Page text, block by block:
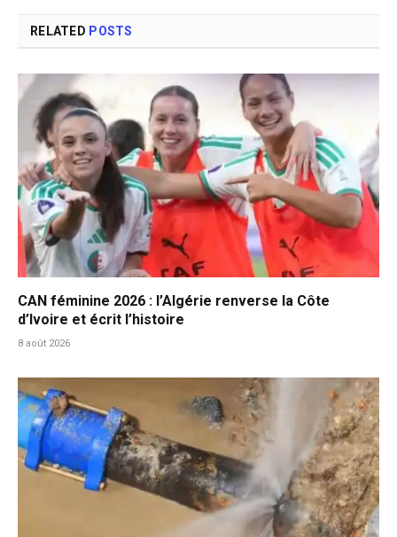
RELATED POSTS
CAN féminine 2026 : l’Algérie renverse la Côte
d’Ivoire et écrit l’histoire
8 août 2026